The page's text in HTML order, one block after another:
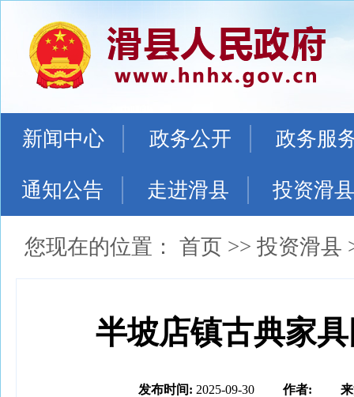
新闻中心 政务公开 政务服
通知公告 走进滑县 投资滑县
您现在的位置： 首页 >> 投资滑县
半坡店镇古典家
发布时间: 2025-09-30 作者: